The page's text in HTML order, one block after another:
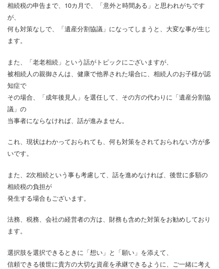
相続税の申告まで、10カ月で、「意外と時間ある」と思われがちです
が、
何も対策なしで、「遺産分割協議」になってしまうと、大変な事が生じ
ます。
また、「老老相続」という話がトピックにございますが、
被相続人の親御さんは、健康で他界された場合に、相続人のお子様が認
知症で
その場合、「成年後見人」を選任して、その方の代わりに「遺産分割協
議」の
当事者にならなければ、話が進みません。
これ、現状はわかっておられても、何も対策をされておられない方が多
いです。
また、2次相続という事も考慮して、話を進めなければ、後世に多額の
相続税の負担が
発生する場合もございます。
法務、税務、会社の経営者の方は、財務も含めた対策をお勧めしており
ます。
選択肢を選択できるときに「想い」と「願い」を添えて、
信頼できる後世に貴方の大切な資産を承継できるように、ご一緒に考え